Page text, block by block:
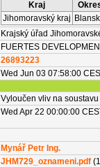
Kraj
Jihomoravský kraj
Krajský úřad
FUERTES
26893223
Wed Jun 03 07:58:00
Vyloučen vliv na
Wed Apr 22 00:00:00
Mynář Petr Ing.
JHM729_oznameni.pdf